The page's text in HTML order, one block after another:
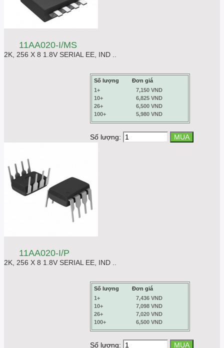
11AA020-I/MS
2K, 256 X 8 1.8V SERIAL EE, IND ..
Số lượng
Đơn giá
1+
7,150 VND
10+
6,825 VND
26+
6,500 VND
100+
5,980 VND
Số lượng:
11AA020-I/P
2K, 256 X 8 1.8V SERIAL EE, IND ..
Số lượng
Đơn giá
1+
7,436 VND
10+
7,098 VND
26+
7,020 VND
100+
6,500 VND
Số lượng: